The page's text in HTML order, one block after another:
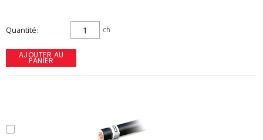
Quantité ch
AJOUTER AU
PANIER